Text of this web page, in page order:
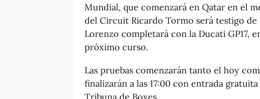
Mundial, que comenzará en Qatar en el
del Circuit Ricardo Tormo será testigo de
Lorenzo completará con la Ducati GP17,
próximo curso.
Las pruebas comenzarán tanto el hoy
finalizarán a las 17:00 con entrada
Tribuna de Boxes.